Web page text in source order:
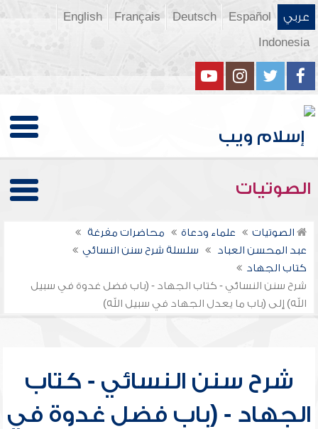
عربي Español
Deutsch
Français
English
Indonesia
الصوتيات
الصوتيات علماء ودعاة
محاضرات مفرغة
عبد المحسن العباد
سلسلة شرح سنن النسائي
كتاب الجهاد
شرح سنن النسائي - كتاب الجهاد - (باب فضل غدوة في سبيل
الله) إلى (باب ما يعدل الجهاد في سبيل الله)
شرح سنن النسائي - كتاب
الجهاد - (باب فضل غدوة في